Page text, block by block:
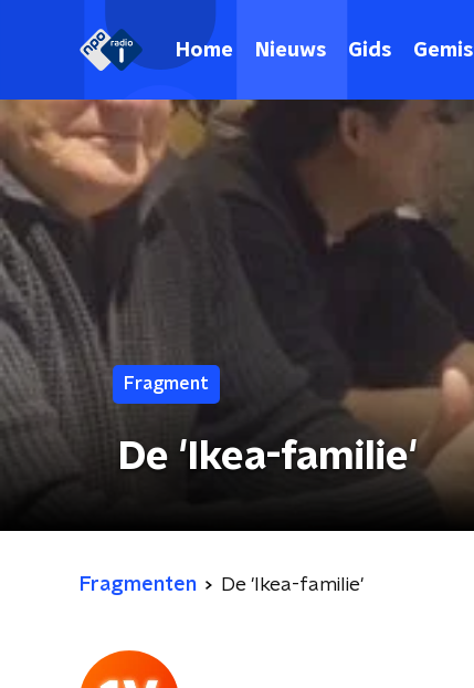
Home Nieuws Gids
Fragment
De 'Ikea-familie'
Fragmenten De 'Ikea-familie'